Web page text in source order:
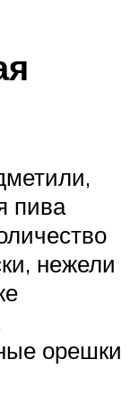
пива
нежели
орешки